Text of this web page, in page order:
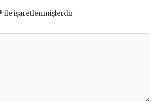
ile işaretlenmişlerdir